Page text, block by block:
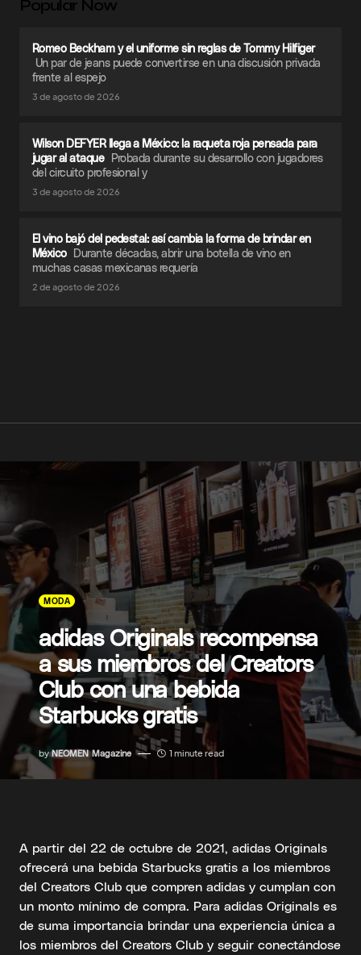
Popular Now
Romeo Beckham y el uniforme sin reglas de Tommy Hilfiger
Un par de jeans puede convertirse en una discusión privada
frente al espejo
3 de agosto de 2026
Wilson DEFYER llega a México: la raqueta roja pensada para
jugar al ataque Probada durante su desarrollo con jugadores
del circuito profesional y
3 de agosto de 2026
El vino bajó del pedestal: así cambia la forma de brindar en
México Durante décadas, abrir una botella de vino en
muchas casas mexicanas requería
2 de agosto de 2026
MODA
adidas Originals recompensa
a sus miembros del Creators
Club con una bebida
Starbucks gratis
by NEOMEN Magazine 1 minute read
A partir del 22 de octubre de 2021, adidas Originals
ofrecerá una bebida Starbucks gratis a los miembros
del Creators Club que compren adidas y cumplan con
un monto mínimo de compra. Para adidas Originals es
de suma importancia brindar una experiencia única a
los miembros del Creators Club y seguir conectándose